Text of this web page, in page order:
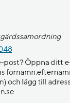
post? Öppna ditt
och lägg till